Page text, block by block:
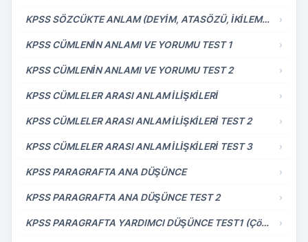
KPSS SÖZCÜKTE ANLAM (DEYİM, ATASÖZÜ, İKİLEME) TEST 5 ›
KPSS CÜMLENİN ANLAMI VE YORUMU TEST 1 ›
KPSS CÜMLENİN ANLAMI VE YORUMU TEST 2 ›
KPSS CÜMLELER ARASI ANLAM İLİŞKİLERİ ›
KPSS CÜMLELER ARASI ANLAM İLİŞKİLERİ TEST 2 ›
KPSS CÜMLELER ARASI ANLAM İLİŞKİLERİ TEST 3 ›
KPSS PARAGRAFTA ANA DÜŞÜNCE ›
KPSS PARAGRAFTA ANA DÜŞÜNCE TEST 2 ›
KPSS PARAGRAFTA YARDIMCI DÜŞÜNCE TEST1 (Çözümlü) ›